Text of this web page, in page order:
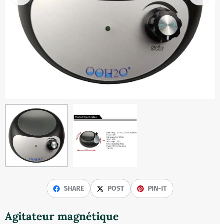
SHARE POST PIN-IT
Agitateur magnétique